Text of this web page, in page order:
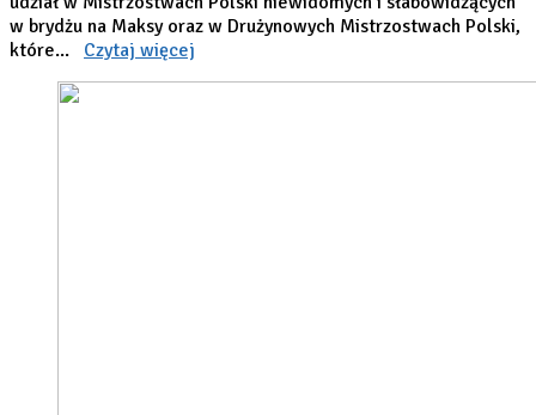
w brydżu na Maksy oraz w Drużynowych Mistrzostwach Polski,
które... Czytaj więcej